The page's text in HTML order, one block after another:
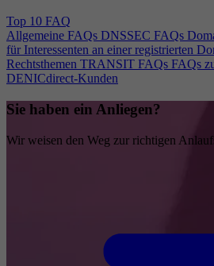
Top 10 FAQ
Allgemeine FAQs DNSSEC FAQs
für Interessenten an einer registrierten
Rechtsthemen TRANSIT FAQs FAQs
DENICdirect-Kunden
Sie haben ein Anliegen?
Wir weisen den Weg zur richtigen